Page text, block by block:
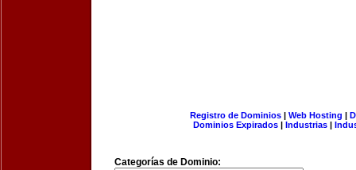
Registro de Dominios| Web Hosting |
Dominios Expirados | Industrias |
Categorías de Dominio: